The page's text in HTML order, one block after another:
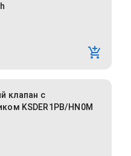
клапан с
KSDER1PB/HN0M